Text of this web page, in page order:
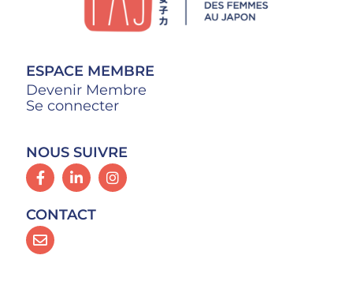
ESPACE MEMBRE
Devenir Membre
Se connecter
NOUS SUIVRE
CONTACT